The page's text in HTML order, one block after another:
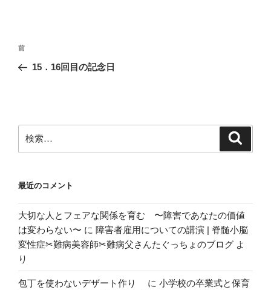
投
ナ
ー
シ
前
の
前
15．16回目の記念日
索:
最近のコメント
大切な人とフェアな関係を育む 〜障害であなたの価値
は変わらない〜 に 障害者雇用についての講演 | 脊髄小脳
変性症✂︎難病美容師✂︎難病父さんたぐっちょのブログ よ
り
包丁を使わないデザート作り に 小学校の卒業式と保育